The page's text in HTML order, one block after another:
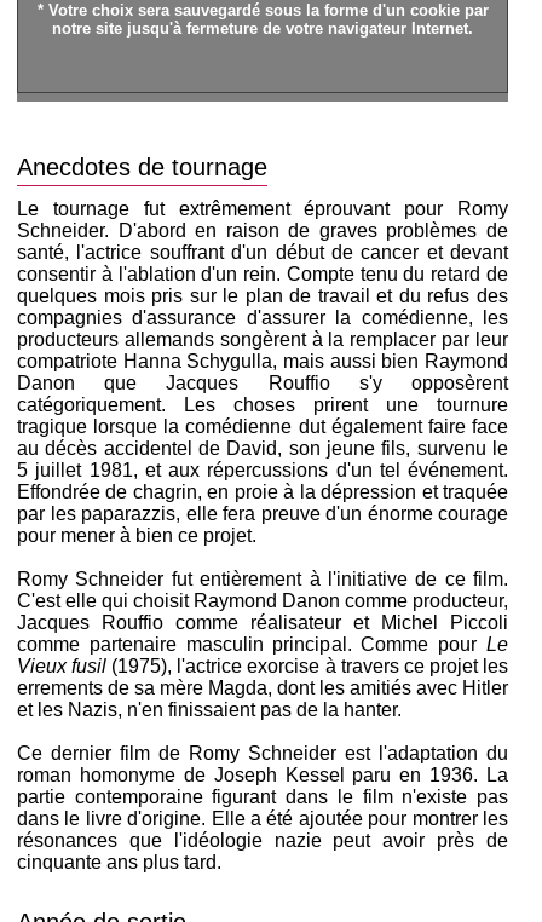
* Votre choix sera sauvegardé sous la forme d'un cookie par
notre site jusqu'à fermeture de votre navigateur Internet.
Anecdotes de tournage
Le tournage fut extrêmement éprouvant pour Romy
Schneider. D'abord en raison de graves problèmes de
santé, l'actrice souffrant d'un début de cancer et devant
consentir à l'ablation d'un rein. Compte tenu du retard de
quelques mois pris sur le plan de travail et du refus des
compagnies d'assurance d'assurer la comédienne, les
producteurs allemands songèrent à la remplacer par leur
compatriote Hanna Schygulla, mais aussi bien Raymond
Danon que Jacques Rouffio s'y opposèrent
catégoriquement. Les choses prirent une tournure
tragique lorsque la comédienne dut également faire face
au décès accidentel de David, son jeune fils, survenu le
5 juillet 1981, et aux répercussions d'un tel événement.
Effondrée de chagrin, en proie à la dépression et traquée
par les paparazzis, elle fera preuve d'un énorme courage
pour mener à bien ce projet.
Romy Schneider fut entièrement à l'initiative de ce film.
C'est elle qui choisit Raymond Danon comme producteur,
Jacques Rouffio comme réalisateur et Michel Piccoli
comme partenaire masculin principal. Comme pour Le
Vieux fusil (1975), l'actrice exorcise à travers ce projet les
errements de sa mère Magda, dont les amitiés avec Hitler
et les Nazis, n'en finissaient pas de la hanter.
Ce dernier film de Romy Schneider est l'adaptation du
roman homonyme de Joseph Kessel paru en 1936. La
partie contemporaine figurant dans le film n'existe pas
dans le livre d'origine. Elle a été ajoutée pour montrer les
résonances que l'idéologie nazie peut avoir près de
cinquante ans plus tard.